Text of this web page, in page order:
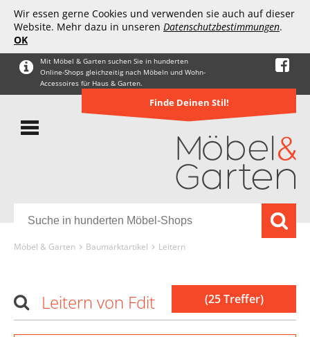
Wir essen gerne Cookies und verwenden sie auch auf dieser
Website. Mehr dazu in unseren Datenschutzbestimmungen.
OK
Mit Möbel & Garten suchen Sie in hunderten
Online-Shops gleichzeitig nach Möbeln und Wohn-
Accessoires für Haus & Garten.
Finde Deinen Stil!
Möbel & Garten Baumarktartikel Leitern
(25 Treffer)
Leitern von Fdit